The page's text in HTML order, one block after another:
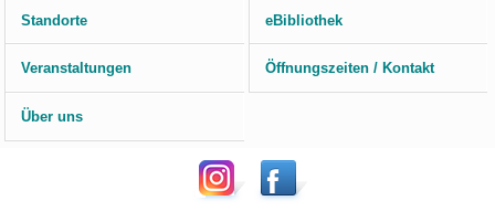
Standorte eBibliothek
Veranstaltungen Öffnungszeiten / Kontakt
Über uns